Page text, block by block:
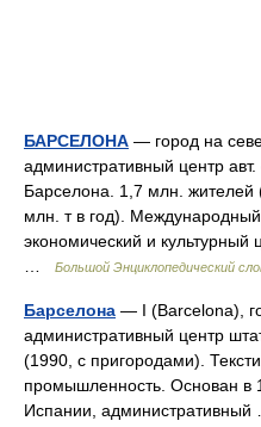
БАРСЕЛОНА — город на
административный центр
Барселона. 1,7 млн. жителей
млн. т в год).
экономический и
Большой Энциклопедический
Барселона — I (Barcelona),
административный центр
(1990, с пригородами).
промышленность. Основан в
Испании,